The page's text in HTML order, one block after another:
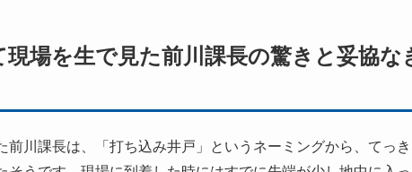
現場を生で見た前川課長の驚きと妥協な
前川課長は、「打ち込み井戸」というネーミングから、てっ